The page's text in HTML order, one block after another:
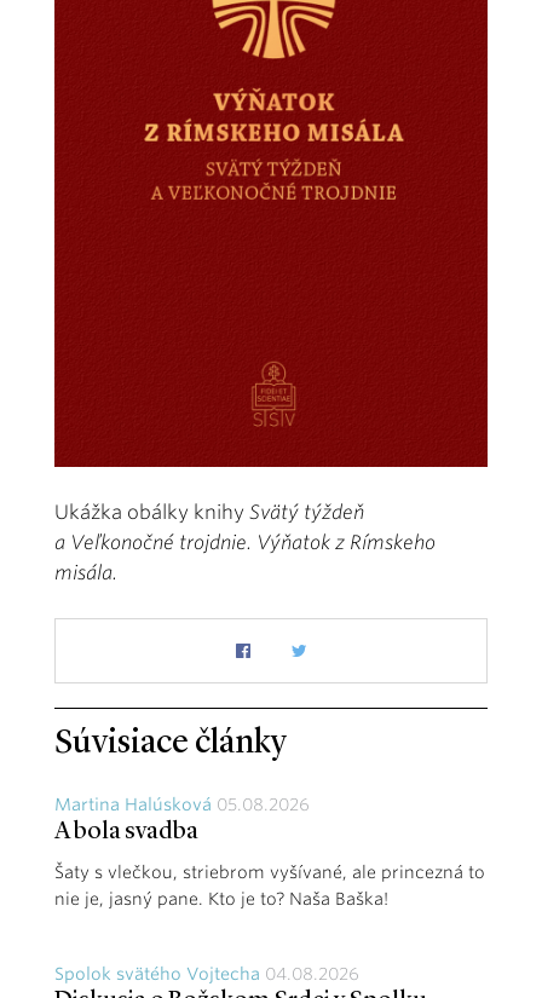
Ukážka obálky knihy Svätý týždeň
a Veľkonočné trojdnie. Výňatok z Rímskeho
misála.
Súvisiace články
Martina Halúsková 05.08.2026
A bola svadba
Šaty s vlečkou, striebrom vyšívané, ale princezná to
nie je, jasný pane. Kto je to? Naša Baška!
Spolok svätého Vojtecha 04.08.2026